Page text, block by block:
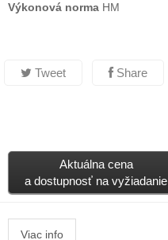
Výkonová norma HM
Tweet Share
Aktuálna cena
a dostupnosť na vyžiadanie
Viac info